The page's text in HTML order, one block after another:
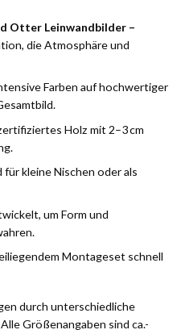
Otter Leinwandbilder –
die Atmosphäre und
Farben auf hochwertiger
Holz mit 2–3 cm
für kleine Nischen oder als
um Form und
Montageset schnell
durch unterschiedliche
Größenangaben sind ca.-